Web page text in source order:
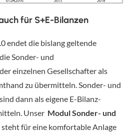
für S+E-Bilanzen
endet die bislang geltende
Sonder- und
einzelnen Gesellschafter als
zu übermitteln. Sonder- und
dann als eigene E-Bilanz-
Unser Modul Sonder- und
steht für eine komfortable Anlage